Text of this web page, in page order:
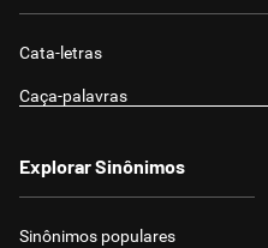
Cata-letras
Caça-palavras
Explorar Sinônimos
Sinônimos populares